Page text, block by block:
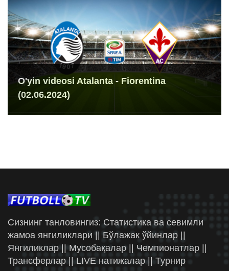
O'yin videosi Atalanta - Fiorentina
(02.06.2024)
Сизнинг танловингиз: Статистика ва севимли
жамоа янгиликлари || Бўлажак ўйинлар ||
Янгиликлар || Мусобақалар || Чемпионатлар ||
Трансферлар || LIVE натижалар || Турнир